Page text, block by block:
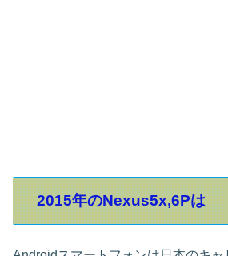
2015年のNexus5x,6Pは